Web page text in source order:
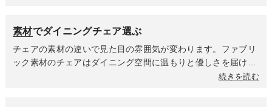
たれが高いハイバックタイプは、しっかり支えてくれるのでゆ
ったりと身体を預けてくつろげます。ローバックタイプは高さ
がなくてもチェアの計算されたフォルムが身体をキャッチして
姿勢を安定させてくれるチェアが多くあります。肘掛けがある
ことで腕を預けてリラックスできるため、座り心地が格段にア
ができます。「テーブルが高すぎる」「低すぎる」といったス
トレスから解放され、新しくテーブルを買い替えた時も、チェ
アを買い替える必要がないかもしれません。最近人気なのはテ
ーブルに引っ掛けられるチェア。使わない時はテーブルの天板
素材でダイニングチェア選ぶ
チェアの素材の違いで見た目の雰囲気が変わります。ファブリ
ック素材のチェアはダイニング空間に温もりと優しさを届けま
す。夏場は座面が蒸れにくくてべたつきを感じにくく、冬場は
続きを読む